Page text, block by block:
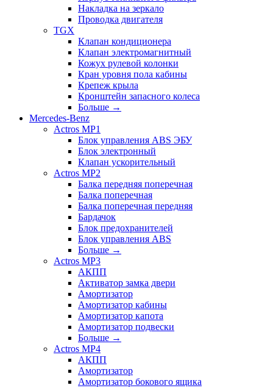
Накладка на зеркало
Проводка двигателя
TGX
Клапан кондиционера
Клапан электромагнитный
Кожух рулевой колонки
Кран уровня пола кабины
Крепеж крыла
Кронштейн запасного колеса
Больше →
Mercedes-Benz
Actros MP1
Блок управления ABS ЭБУ
Блок электронный
Клапан ускорительный
Actros MP2
Балка передняя поперечная
Балка поперечная
Балка поперечная передняя
Бардачок
Блок предохранителей
Блок управления ABS
Больше →
Actros MP3
АКПП
Активатор замка двери
Амортизатор
Амортизатор кабины
Амортизатор капота
Амортизатор подвески
Больше →
Actros MP4
АКПП
Амортизатор
Амортизатор бокового ящика